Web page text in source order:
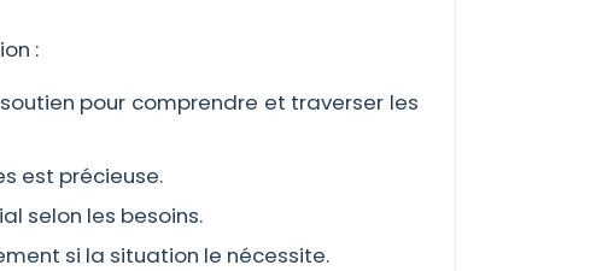
:
pour comprendre et traverser les
est précieuse.
selon les besoins.
si la situation le nécessite.